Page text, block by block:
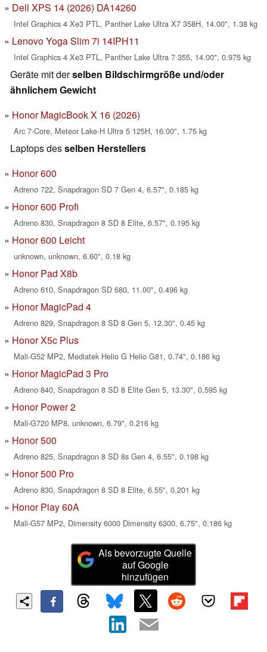
Dell XPS 14 (2026) DA14260
Intel Graphics 4 Xe3 PTL, Panther Lake Ultra X7 358H, 14.00", 1.38 kg
Lenovo Yoga Slim 7i 14IPH11
Intel Graphics 4 Xe3 PTL, Panther Lake Ultra 7 355, 14.00", 0.975 kg
Geräte mit derselben Bildschirmgröße und/oder
ähnlichem Gewicht
Honor MagicBook X 16 (2026)
Arc 7-Core, Meteor Lake-H Ultra 5 125H, 16.00", 1.75 kg
Laptops desselben Herstellers
Honor 600
Adreno 722, Snapdragon SD 7 Gen 4, 6.57", 0.185 kg
Honor 600 Profi
Adreno 830, Snapdragon 8 SD 8 Elite, 6.57", 0.195 kg
Honor 600 Leicht
unknown, unknown, 6.60", 0.18 kg
Honor Pad X8b
Adreno 610, Snapdragon SD 680, 11.00", 0.496 kg
Honor MagicPad 4
Adreno 829, Snapdragon 8 SD 8 Gen 5, 12.30", 0.45 kg
Honor X5c Plus
Mali-G52 MP2, Mediatek Helio G Helio G81, 0.74", 0.186 kg
Honor MagicPad 3 Pro
Adreno 840, Snapdragon 8 SD 8 Elite Gen 5, 13.30", 0.595 kg
Honor Power 2
Mali-G720 MP8, unknown, 6.79", 0.216 kg
Honor 500
Adreno 825, Snapdragon 8 SD 8s Gen 4, 6.55", 0.198 kg
Honor 500 Pro
Adreno 830, Snapdragon 8 SD 8 Elite, 6.55", 0.201 kg
Honor Play 60A
Mali-G57 MP2, Dimensity 6000 Dimensity 6300, 6.75", 0.186 kg
Als bevorzugte Quelle
auf Google
hinzufügen